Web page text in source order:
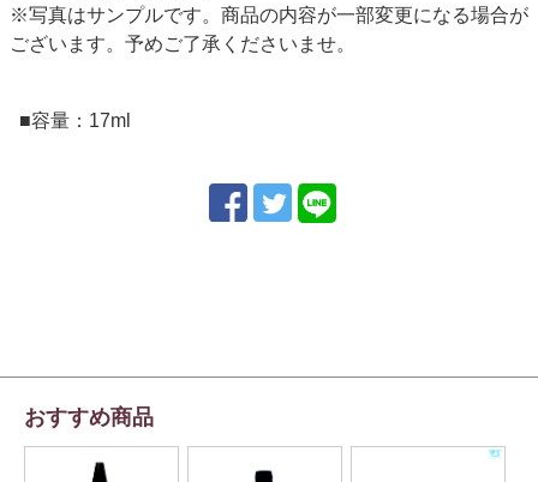
※写真はサンプルです。商品の内容が一部変更になる場合が
ございます。予めご了承くださいませ。
■容量：17ml
おすすめ商品